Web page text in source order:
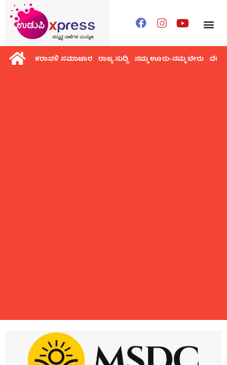
ಕರಾವಳಿ ಸಮಾಚಾರ ರಾಜ್ಯ ಸುದ್ದಿ ನಮ್ಮ ಊರು-ನಮ್ಮ ಬೇರು ದೇಶ